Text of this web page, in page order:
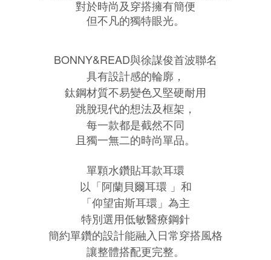
對於時尚及穿搭擁有簡便
但不凡的獨特眼光。
BONNY&READ與徐謀俊首波聯名
具有設計感的輪廓，
鈦鋼材質不易變色又堅硬耐用
跳脫現代的想法及框架，
每一款都是截然不同
且獨一無二的時尚單品。
單顆水鑽貼耳款耳環
以「阿蘭貝爾耳環 」和
「仰望宙斯耳環」為主
特別選用低敏醫療鋼針
簡約單鑽的設計能融入日常穿搭風格
讓整體搭配更完整。